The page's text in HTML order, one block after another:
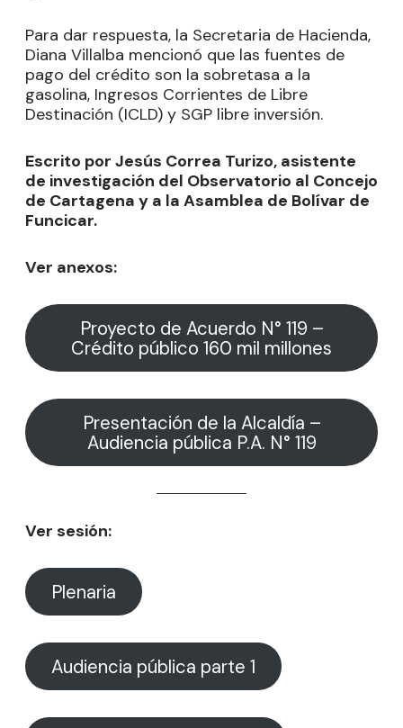
Para dar respuesta, la Secretaria de Hacienda,
Diana Villalba mencionó que las fuentes de
pago del crédito son la sobretasa a la
gasolina, Ingresos Corrientes de Libre
Destinación (ICLD) y SGP libre inversión.
Escrito por Jesús Correa Turizo, asistente
de investigación del Observatorio al Concejo
de Cartagena y a la Asamblea de Bolívar de
Funcicar.
Ver anexos:
Proyecto de Acuerdo N° 119 –
Crédito público 160 mil millones
Presentación de la Alcaldía –
Audiencia pública P.A. N° 119
Ver sesión:
Plenaria
Audiencia pública parte 1